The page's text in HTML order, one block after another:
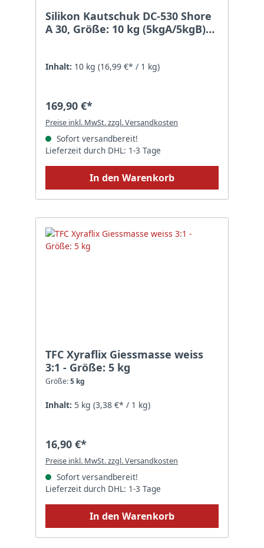
Silikon Kautschuk DC-530 Shore
A 30, Größe: 10 kg (5kgA/5kgB)
Inhalt: 10 kg (16,99 €* / 1 kg)
169,90 €*
Preise inkl. MwSt. zzgl. Versandkosten
Sofort versandbereit!
Lieferzeit durch DHL: 1-3 Tage
In den Warenkorb
TFC Xyraflix Giessmasse weiss
3:1 - Größe: 5 kg
Größe:5 kg
Inhalt: 5 kg (3,38 €* / 1 kg)
16,90 €*
Preise inkl. MwSt. zzgl. Versandkosten
Sofort versandbereit!
Lieferzeit durch DHL: 1-3 Tage
In den Warenkorb